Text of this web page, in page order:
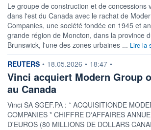
Le groupe de construction et de concessions
dans l'est du Canada avec le rachat de
Companies, une société fondée en 1945 et
grande région de Moncton, dans la province
Brunswick, l'une des zones urbaines ... Lire la
information fournie par
REUTERS • 18.05.2026 • 18:47 •
Vinci acquiert Modern Group
au Canada
Vinci SA SGEF.PA : * ACQUISITIONDE
COMPANIES * CHIFFRE D'AFFAIRES
D'EUROS (80 MILLIONS DE DOLLARS